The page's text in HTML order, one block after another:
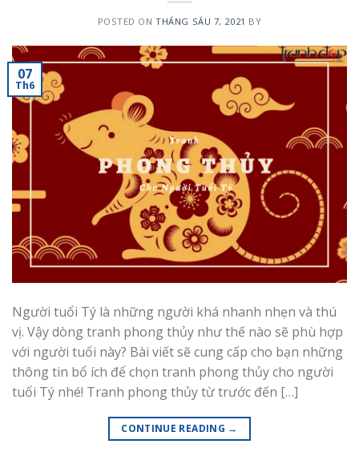
POSTED ONTHÁNG SÁU 7, 2021 BY
07
Th6
Người tuổi Tý là những người khá nhanh nhẹn và thú
vị. Vậy dòng tranh phong thủy như thế nào sẽ phù hợp
với người tuổi này? Bài viết sẽ cung cấp cho bạn những
thông tin bổ ích để chọn tranh phong thủy cho người
tuổi Tý nhé! Tranh phong thủy từ trước đến […]
CONTINUE READING →